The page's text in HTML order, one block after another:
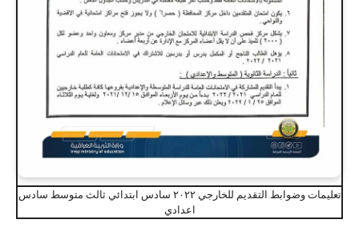
تعليمات وضوابط التقديم للخارجي ٢٠٢٢ سادس ابتدائي ثالث متوسط سادس
اعدادي